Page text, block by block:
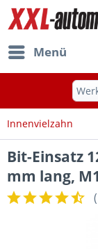
Menü
Innenvielzahn
Bit-Einsatz
mm lang,
(